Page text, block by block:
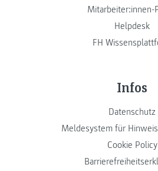
Mitarbeiter:innen-
Helpdesk
FH
Infos
Datenschutz
Meldesystem für
Cookie Policy